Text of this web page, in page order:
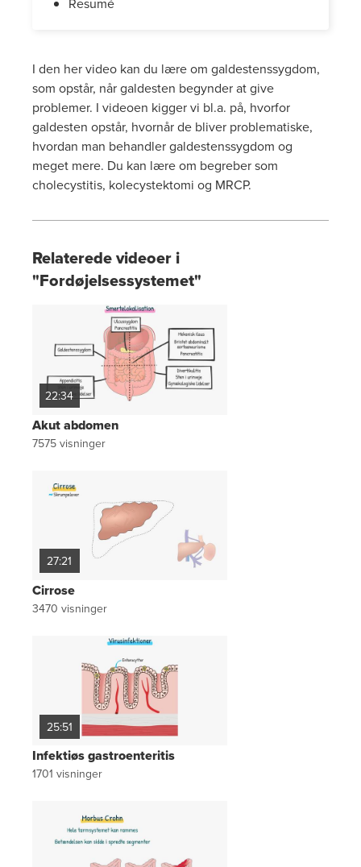
I den her video kan du lære om galdestenssygdom,
som opstår, når galdesten begynder at give
problemer. I videoen kigger vi bl.a. på, hvorfor
galdesten opstår, hvornår de bliver problematiske,
hvordan man behandler galdestenssygdom og
meget mere. Du kan lære om begreber som
cholecystitis, kolecystektomi og MRCP.
Relaterede videoer i
"Fordøjelsessystemet"
22:34
Akut abdomen
7575 visninger
27:21
Cirrose
3470 visninger
25:51
Infektiøs gastroenteritis
1701 visninger